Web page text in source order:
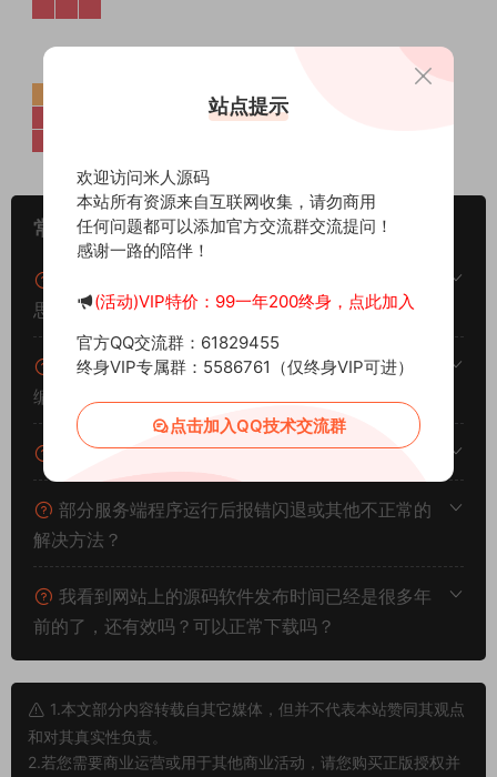
常见问题
思？
什么叫一键安装？什么叫手工架设？什么叫源码
编译？
我下载服务端后可以和朋友一起玩耍吗？
部分服务端程序运行后报错闪退或其他不正常的
解决方法？
我看到网站上的源码软件发布时间已经是很多年
前的了，还有效吗？可以正常下载吗？
1.本文部分内容转载自其它媒体，但并不代表本站赞同其观点
和对其真实性负责。
2.若您需要商业运营或用于其他商业活动，请您购买正版授权并
站点提示
欢迎访问米人源码
本站所有资源来自互联网收集，请勿商用
任何问题都可以添加官方交流群交流提问！
感谢一路的陪伴！
(活动)VIP特价：99一年200终身，点此加入
官方QQ交流群：61829455
终身VIP专属群：5586761（仅终身VIP可进）
点击加入QQ技术交流群